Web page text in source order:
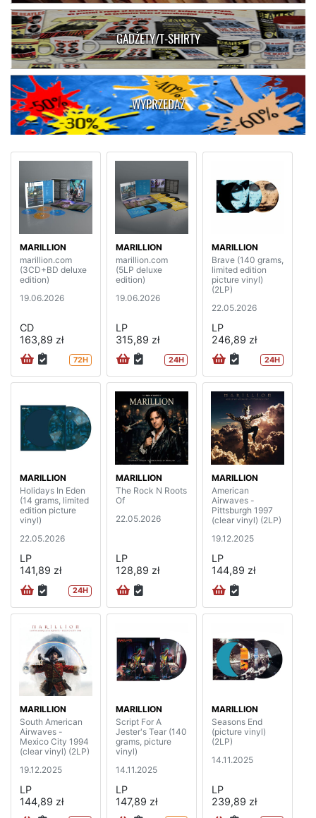
GADŻETY/T-SHIRTY
WYPRZEDAŻ
MARILLION
marillion.com
(3CD+BD deluxe
edition)
19.06.2026
CD
163,89 zł
72H
MARILLION
marillion.com
(5LP deluxe
edition)
19.06.2026
LP
315,89 zł
24H
MARILLION
Brave (140 grams,
limited edition
picture vinyl)
(2LP)
22.05.2026
LP
246,89 zł
24H
MARILLION
Holidays In Eden
(14 grams, limited
edition picture
vinyl)
22.05.2026
LP
141,89 zł
24H
MARILLION
The Rock N Roots
Of
22.05.2026
LP
128,89 zł
MARILLION
American
Airwaves -
Pittsburgh 1997
(clear vinyl) (2LP)
19.12.2025
LP
144,89 zł
MARILLION
South American
Airwaves -
Mexico City 1994
(clear vinyl) (2LP)
19.12.2025
LP
144,89 zł
MARILLION
Script For A
Jester's Tear (140
grams, picture
vinyl)
14.11.2025
LP
147,89 zł
MARILLION
Seasons End
(picture vinyl)
(2LP)
14.11.2025
LP
239,89 zł